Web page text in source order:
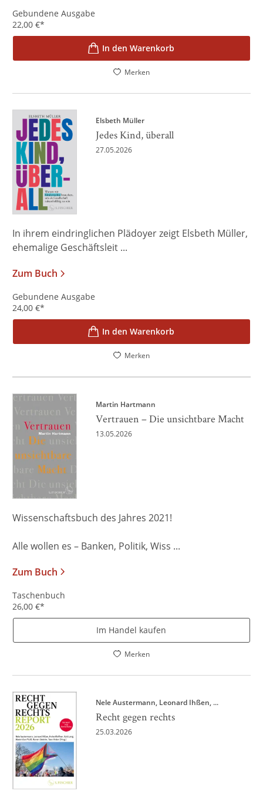
Gebundene Ausgabe
22,00 €*
In den Warenkorb
Merken
Elsbeth Müller
Jedes Kind, überall
27.05.2026
In ihrem eindringlichen Plädoyer zeigt Elsbeth Müller,
ehemalige Geschäftsleit ...
Zum Buch
Gebundene Ausgabe
24,00 €*
In den Warenkorb
Merken
Martin Hartmann
Vertrauen – Die unsichtbare Macht
13.05.2026
Wissenschaftsbuch des Jahres 2021!
Alle wollen es – Banken, Politik, Wiss ...
Zum Buch
Taschenbuch
26,00 €*
Im Handel kaufen
Merken
Nele Austermann Leonard Ihßen, ...
Recht gegen rechts
25.03.2026